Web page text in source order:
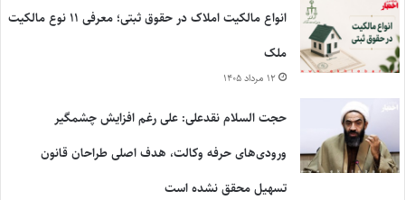
انواع مالکیت املاک در حقوق ثبتی؛ معرفی ۱۱ نوع مالکیت
ملک
۱۲ مرداد ۱۴۰۵
حجت السلام نقدعلی: علی رغم افزایش چشمگیر
ورودی‌های حرفه وکالت، هدف اصلی طراحان قانون
تسهیل محقق نشده است